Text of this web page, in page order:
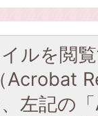
ルを閲
Acrobat
左記の